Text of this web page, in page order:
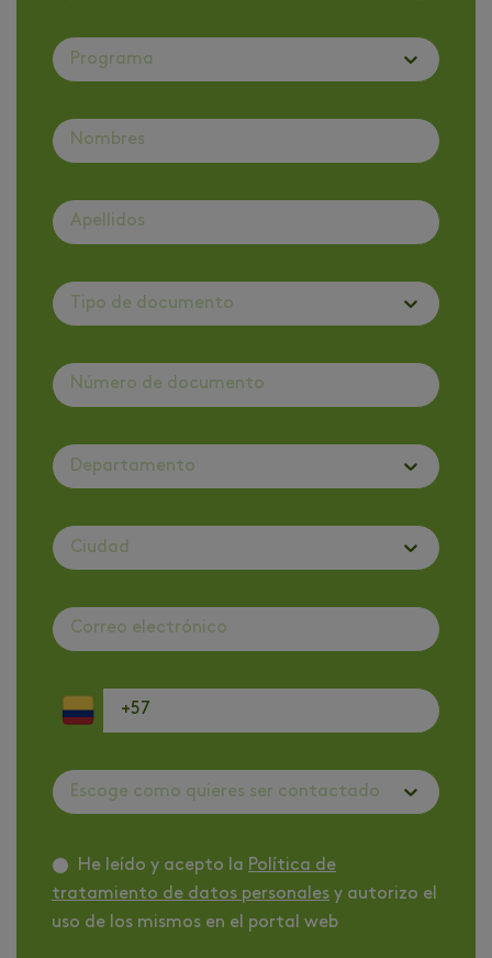
Programa
Tipo de documento
Departamento
Ciudad
Escoge como quieres ser contactado
He leído y acepto la Política de
tratamiento de datos personales y autorizo el
uso de los mismos en el portal web